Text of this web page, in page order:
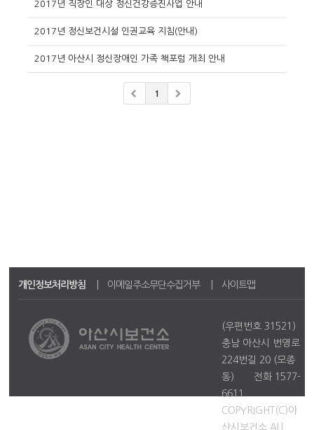
2017년 직장인 대상 정신건강증진사업 안내
2017년 정신보건시설 인권교육 지침(안내)
2017년 아산시 정신장애인 가족 책포럼 개최 안내
1
개인정보처리방침 이메일주소무단수집거부 사이트맵
(우편번호 31521)
충남 아산시 번영로
224번길 20 (모종
동)
전화 1577-
6611
COPYRIGHT(C)아
산시보건소 ALL